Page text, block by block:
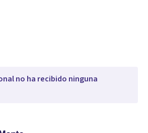
no ha recibido ninguna